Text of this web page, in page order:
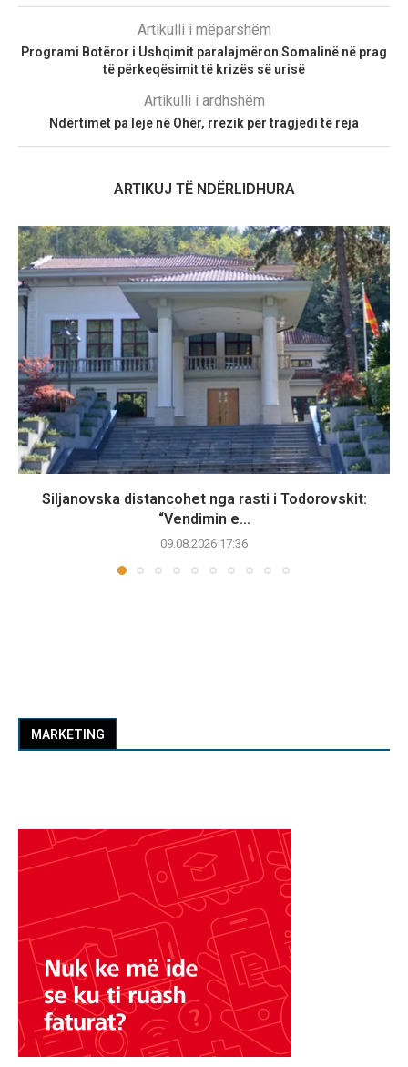
Artikulli i mëparshëm
Programi Botëror i Ushqimit paralajmëron Somalinë në prag
të përkeqësimit të krizës së urisë
Artikulli i ardhshëm
Ndërtimet pa leje në Ohër, rrezik për tragjedi të reja
ARTIKUJ TË NDËRLIDHURA
Siljanovska distancohet nga rasti i Todorovskit:
“Vendimin e...
09.08.2026 17:36
MARKETING